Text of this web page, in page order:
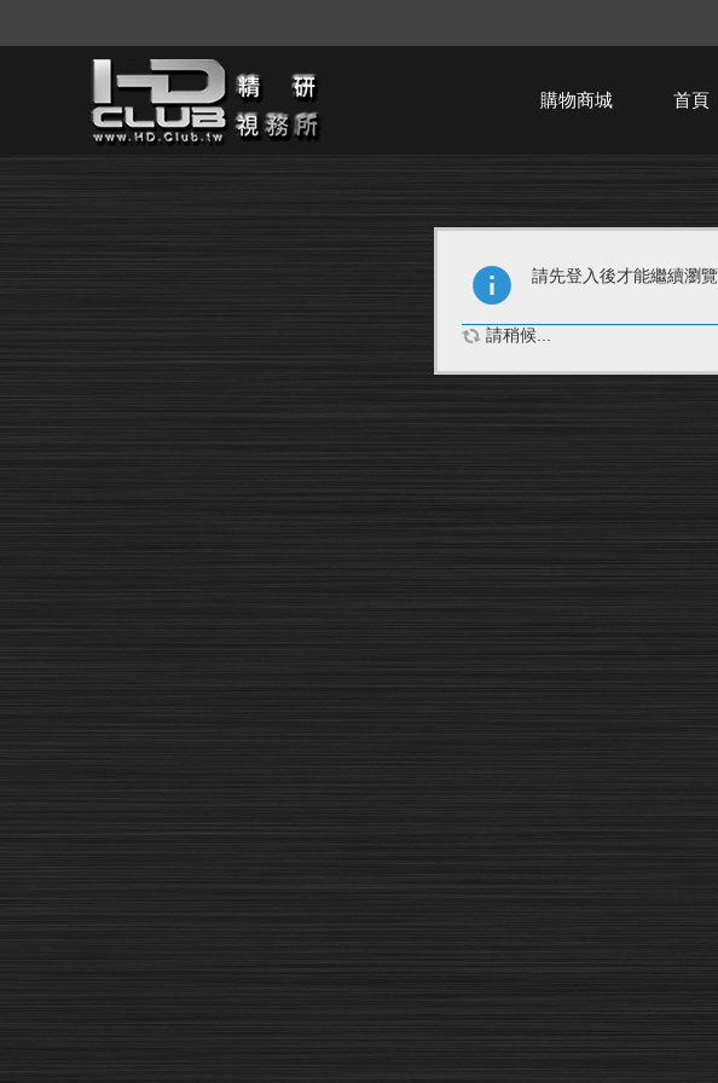
購物商城 首頁
請先登入後才能繼續瀏覽
請稍候...